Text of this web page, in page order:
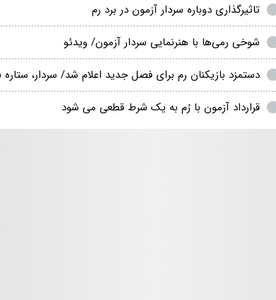
تاثیرگذاری دوباره سردار آزمون در برد رم
شوخی رمی‌ها با هنرنمایی سردار آزمون/ ویدئو
دستمزد بازیکنان رم برای فصل جدید اعلام شد/ سردار، ستاره ۲.۵ میلیون یورویی
قرارداد آزمون با رُم به یک شرط قطعی می شود